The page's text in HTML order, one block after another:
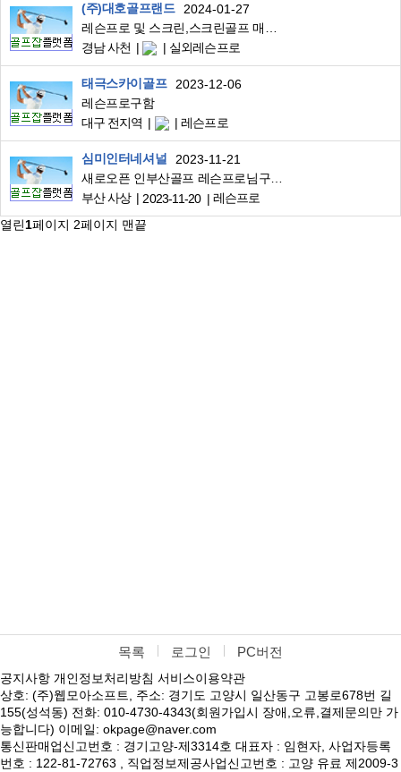
(주)대호골프랜드
2024-01-27
경남 사천
실외레슨프로
태극스카이골프
2023-12-06
레슨프로구함
대구 전지역
레슨프로
심미인터네셔널
2023-11-21
부산 사상
2023-11-20
레슨프로
열린1페이지 2페이지 맨끝
목록 로그인 PC버전
공지사항 개인정보처리방침 서비스이용약관
상호: (주)웹모아소프트, 주소: 경기도 고양시 일산동구 고봉로678번 길
155(성석동) 전화: 010-4730-4343(회원가입시 장애,오류,결제문의만 가
능합니다) 이메일: okpage@naver.com
통신판매업신고번호 : 경기고양-제3314호 대표자 : 임현자, 사업자등록
번호 : 122-81-72763 , 직업정보제공사업신고번호 : 고양 유료 제2009-3